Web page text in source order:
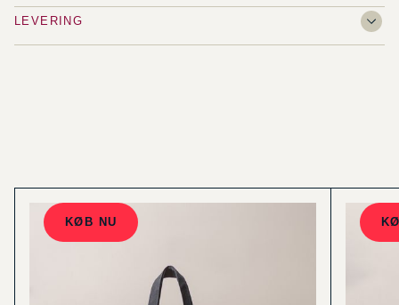
LEVERING
KØB NU